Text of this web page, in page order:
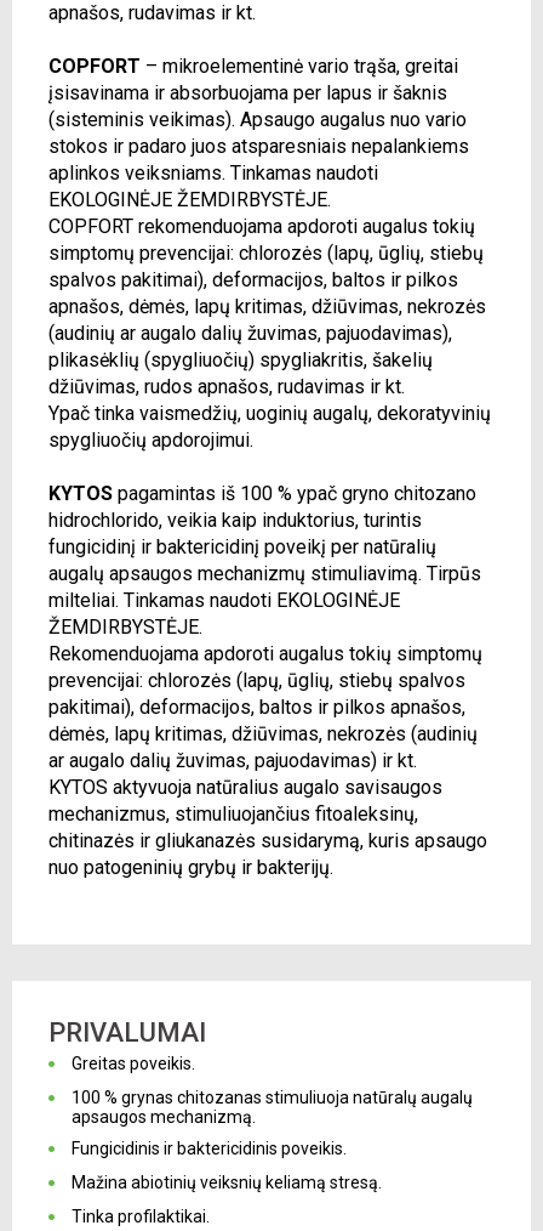
apnašos, rudavimas ir kt.
COPFORT – mikroelementinė vario trąša, greitai
įsisavinama ir absorbuojama per lapus ir šaknis
(sisteminis veikimas). Apsaugo augalus nuo vario
stokos ir padaro juos atsparesniais nepalankiems
aplinkos veiksniams. Tinkamas naudoti
EKOLOGINĖJE ŽEMDIRBYSTĖJE.
COPFORT rekomenduojama apdoroti augalus tokių
simptomų prevencijai: chlorozės (lapų, ūglių, stiebų
spalvos pakitimai), deformacijos, baltos ir pilkos
apnašos, dėmės, lapų kritimas, džiūvimas, nekrozės
(audinių ar augalo dalių žuvimas, pajuodavimas),
plikasėklių (spygliuočių) spygliakritis, šakelių
džiūvimas, rudos apnašos, rudavimas ir kt.
Ypač tinka vaismedžių, uoginių augalų, dekoratyvinių
spygliuočių apdorojimui.
KYTOS pagamintas iš 100 % ypač gryno chitozano
hidrochlorido, veikia kaip induktorius, turintis
fungicidinį ir baktericidinį poveikį per natūralių
augalų apsaugos mechanizmų stimuliavimą. Tirpūs
milteliai. Tinkamas naudoti EKOLOGINĖJE
ŽEMDIRBYSTĖJE.
Rekomenduojama apdoroti augalus tokių simptomų
prevencijai: chlorozės (lapų, ūglių, stiebų spalvos
pakitimai), deformacijos, baltos ir pilkos apnašos,
dėmės, lapų kritimas, džiūvimas, nekrozės (audinių
ar augalo dalių žuvimas, pajuodavimas) ir kt.
KYTOS aktyvuoja natūralius augalo savisaugos
mechanizmus, stimuliuojančius fitoaleksinų,
chitinazės ir gliukanazės susidarymą, kuris apsaugo
nuo patogeninių grybų ir bakterijų.
PRIVALUMAI
Greitas poveikis.
100 % grynas chitozanas stimuliuoja natūralų augalų
apsaugos mechanizmą.
Fungicidinis ir baktericidinis poveikis.
Mažina abiotinių veiksnių keliamą stresą.
Tinka profilaktikai.